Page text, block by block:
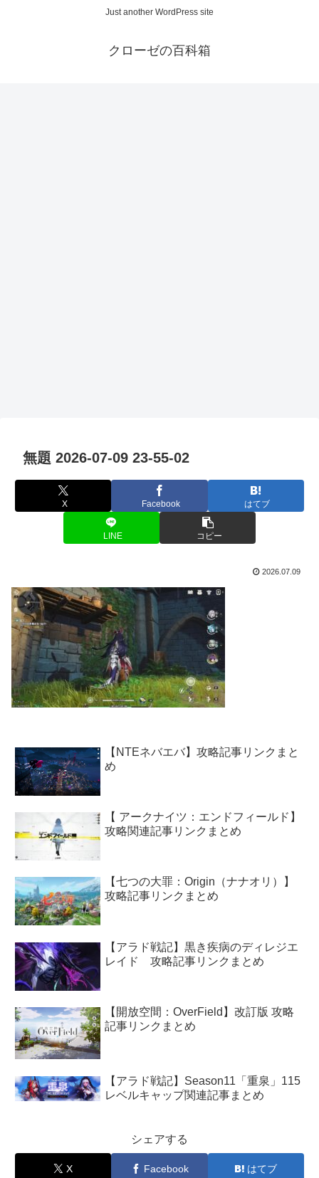
Just another WordPress site
クローゼの百科箱
無題 2026-07-09 23-55-02
X Facebook はてブ
LINE コピー
2026.07.09
【NTEネバエバ】攻略記事リンクまと
め
【 アークナイツ：エンドフィールド】
攻略関連記事リンクまとめ
【七つの大罪：Origin（ナナオリ）】
攻略記事リンクまとめ
【アラド戦記】黒き疾病のディレジエ
レイド 攻略記事リンクまとめ
【開放空間：OverField】改訂版 攻略
記事リンクまとめ
【アラド戦記】Season11「重泉」115
レベルキャップ関連記事まとめ
シェアする
X Facebook はてブ